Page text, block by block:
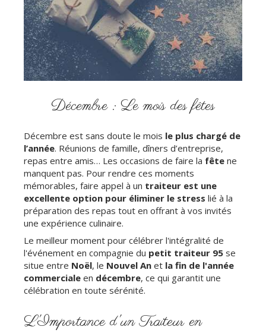
Décembre : Le mois des fêtes
Décembre est sans doute le mois le plus chargé de
l’année. Réunions de famille, dîners d’entreprise,
repas entre amis… Les occasions de faire la fête ne
manquent pas. Pour rendre ces moments
mémorables, faire appel à un traiteur est une
excellente option pour éliminer le stress lié à la
préparation des repas tout en offrant à vos invités
une expérience culinaire.
Le meilleur moment pour célébrer l'intégralité de
l'événement en compagnie du petit traiteur 95 se
situe entre Noël, le Nouvel An et la fin de l'année
commerciale en décembre, ce qui garantit une
célébration en toute sérénité.
L'Importance d'un Traiteur en